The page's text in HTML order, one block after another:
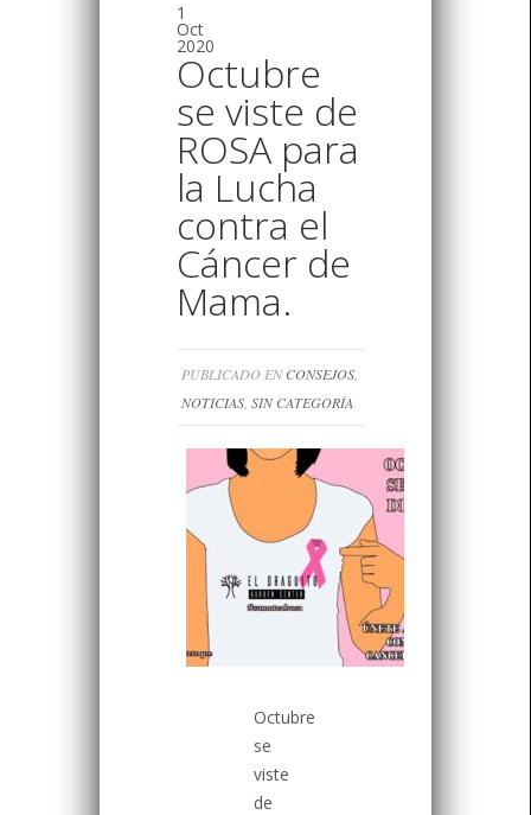
1
Oct
2020
Octubre
se viste de
ROSA para
la Lucha
contra el
Cáncer de
Mama.
PUBLICADO ENCONSEJOS
NOTICIAS SIN CATEGORÍA
Octubre
se
viste
de